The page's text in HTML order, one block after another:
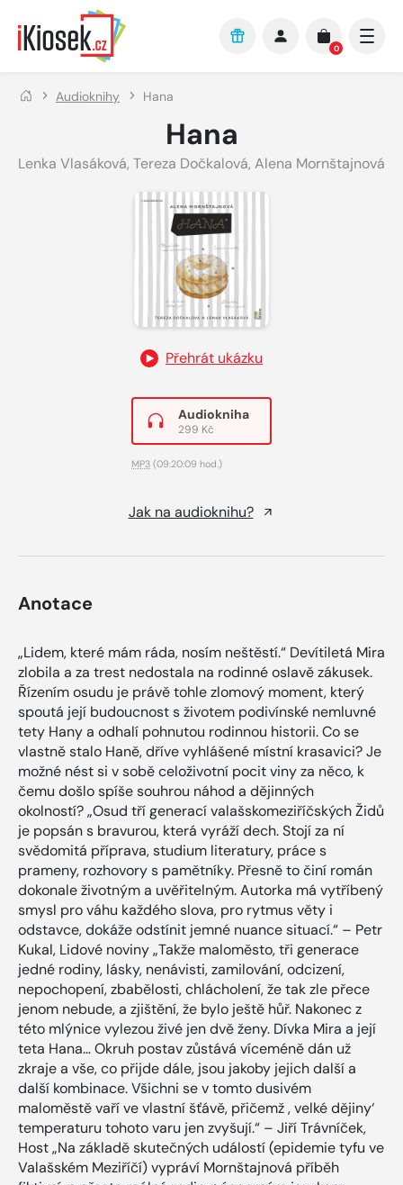
Přejít na hlavní obsah
0
Audioknihy Hana
Hana
Lenka Vlasáková, Tereza Dočkalová, Alena Mornštajnová
Přehrát ukázku
Audiokniha
299 Kč
MP3 (09:20:09 hod.)
Jak na audioknihu?
Anotace
„Lidem, které mám ráda, nosím neštěstí.“ Devítiletá Mira
zlobila a za trest nedostala na rodinné oslavě zákusek.
Řízením osudu je právě tohle zlomový moment, který
spoutá její budoucnost s životem podivínské nemluvné
tety Hany a odhalí pohnutou rodinnou historii. Co se
vlastně stalo Haně, dříve vyhlášené místní krasavici? Je
možné nést si v sobě celoživotní pocit viny za něco, k
čemu došlo spíše souhrou náhod a dějinných
okolností? „Osud tří generací valašskomeziříčských Židů
je popsán s bravurou, která vyráží dech. Stojí za ní
svědomitá příprava, studium literatury, práce s
prameny, rozhovory s pamětníky. Přesně to činí román
dokonale životným a uvěřitelným. Autorka má vytříbený
smysl pro váhu každého slova, pro rytmus věty i
odstavce, dokáže odstínit jemné nuance situací.“ – Petr
Kukal, Lidové noviny „Takže maloměsto, tři generace
jedné rodiny, lásky, nenávisti, zamilování, odcizení,
nepochopení, zbabělosti, chlácholení, že tak zle přece
jenom nebude, a zjištění, že bylo ještě hůř. Nakonec z
této mlýnice vylezou živé jen dvě ženy. Dívka Mira a její
teta Hana… Okruh postav zůstává víceméně dán už
zkraje a vše, co přijde dále, jsou jakoby jejich další a
další kombinace. Všichni se v tomto dusivém
maloměstě vaří ve vlastní šťávě, přičemž , velké dějiny‘
temperaturu tohoto varu jen zvyšují.“ – Jiří Trávníček,
Host „Na základě skutečných událostí (epidemie tyfu ve
Valašském Meziříčí) vypráví Mornštajnová příběh